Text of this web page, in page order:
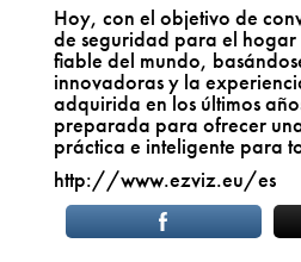
Hoy, con el objetivo de
de seguridad para el
fiable del mundo,
innovadoras y la
adquirida en los últimos
preparada para ofrecer
práctica e inteligente para
http://www.ezviz.eu/es